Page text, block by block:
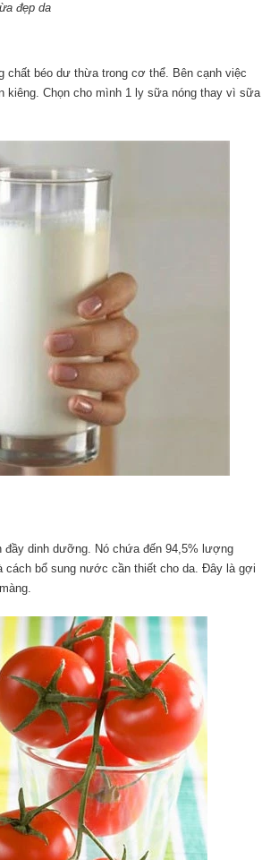
đẹp da
chất béo dư thừa trong cơ thể. Bên cạnh việc
kiêng. Chọn cho mình 1 ly sữa nóng thay vì sữa
đầy dinh dưỡng. Nó chứa đến 94,5% lượng
bổ sung nước cần thiết cho da. Đây là gợi